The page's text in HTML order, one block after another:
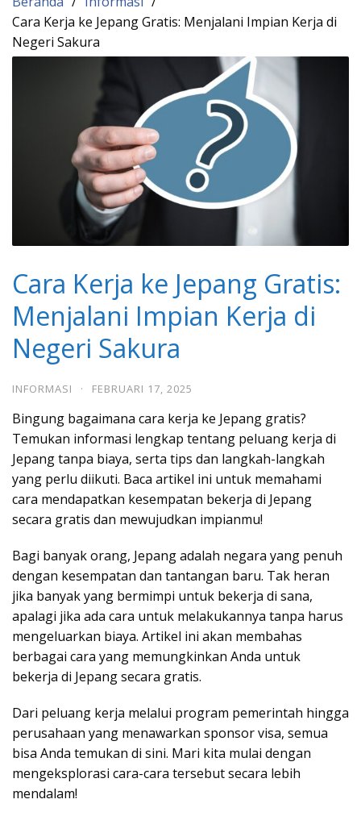
Cara Kerja ke Jepang Gratis: Menjalani Impian Kerja di
Negeri Sakura
Cara Kerja ke Jepang Gratis:
Menjalani Impian Kerja di
Negeri Sakura
INFORMASI · FEBRUARI 17, 2025
Bingung bagaimana cara kerja ke Jepang gratis?
Temukan informasi lengkap tentang peluang kerja di
Jepang tanpa biaya, serta tips dan langkah-langkah
yang perlu diikuti. Baca artikel ini untuk memahami
cara mendapatkan kesempatan bekerja di Jepang
secara gratis dan mewujudkan impianmu!
Bagi banyak orang, Jepang adalah negara yang penuh
dengan kesempatan dan tantangan baru. Tak heran
jika banyak yang bermimpi untuk bekerja di sana,
apalagi jika ada cara untuk melakukannya tanpa harus
mengeluarkan biaya. Artikel ini akan membahas
berbagai cara yang memungkinkan Anda untuk
bekerja di Jepang secara gratis.
Dari peluang kerja melalui program pemerintah hingga
perusahaan yang menawarkan sponsor visa, semua
bisa Anda temukan di sini. Mari kita mulai dengan
mengeksplorasi cara-cara tersebut secara lebih
mendalam!